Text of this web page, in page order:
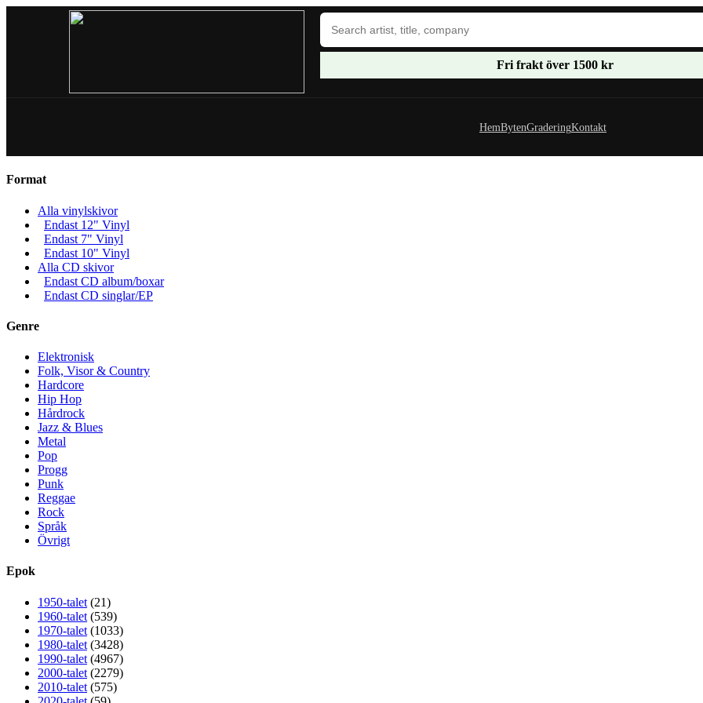
Fri frakt över 1500 kr
HemBytenGraderingKontakt
Format
Alla vinylskivor
Endast 12" Vinyl
Endast 7" Vinyl
Endast 10" Vinyl
Alla CD skivor
Endast CD album/boxar
Endast CD singlar/EP
Genre
Elektronisk
Folk, Visor & Country
Hardcore
Hip Hop
Hårdrock
Jazz & Blues
Metal
Pop
Progg
Punk
Reggae
Rock
Språk
Övrigt
Epok
1950-talet (21)
1960-talet (539)
1970-talet (1033)
1980-talet (3428)
1990-talet (4967)
2000-talet (2279)
2010-talet (575)